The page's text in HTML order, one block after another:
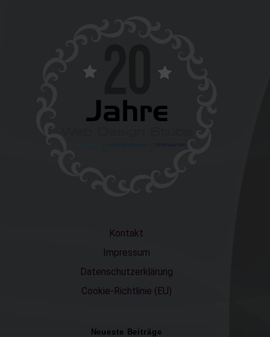
Kontakt
Impressum
Datenschutzerklärung
Cookie-Richtlinie (EU)
Neueste Beiträge